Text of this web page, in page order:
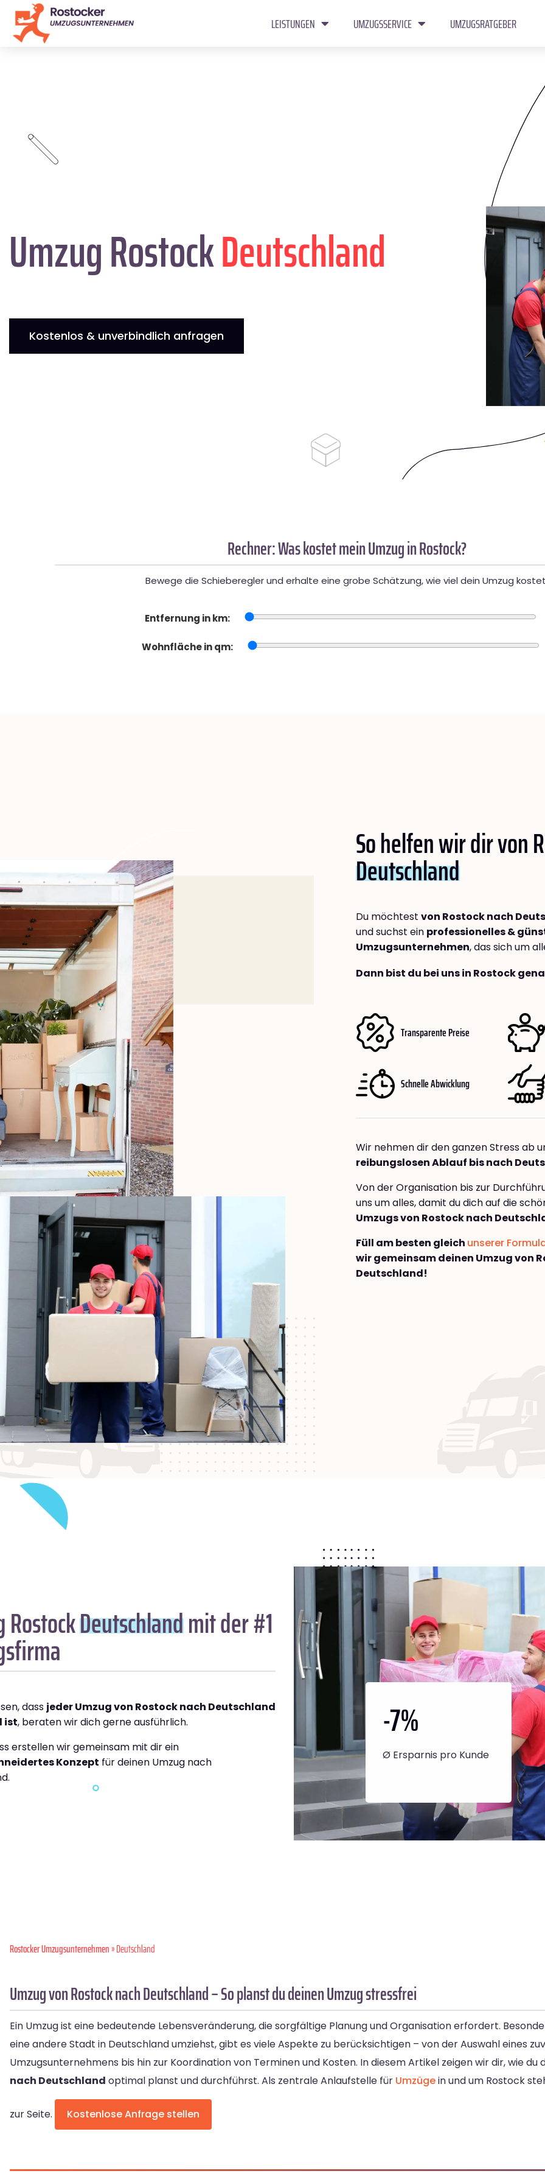
LEISTUNGEN UMZUGSSERVICE UMZUGSRATGEBER
Umzug RostockDeutschland
Kostenlos & unverbindlich anfragen
Rechner: Was kostet mein Umzug in Rostock?
Bewege die Schieberegler und erhalte eine grobe Schätzung, wie viel dein Umzug
Entfernung in km:
Wohnfläche in qm:
So helfen wir dir von
Deutschland
Du möchtest von Rostock nach
und suchst ein professionelles &
Umzugsunternehmen, das sich um
Dann bist du bei uns in Rostock
Transparente Preise
Schnelle Abwicklung
Wir nehmen dir den ganzen Stress ab
reibungslosen Ablauf bis nach
Von der Organisation bis zur
uns um alles, damit du dich auf die
Umzugs von Rostock nach
Füll am besten gleich unserer
wir gemeinsam deinen Umzug von
Deutschland!
RostockDeutschlandmit der #1
dass jeder Umzug von Rostock nach Deutschland
ist, beraten wir dich gerne ausführlich.
erstellen wir gemeinsam mit dir ein
Konzept für deinen Umzug nach
-7%
Ø Ersparnis pro Kunde
Rostocker Umzugsunternehmen» Deutschland
Umzug von Rostock nach Deutschland – So planst du deinen Umzug stressfrei
Ein Umzug ist eine bedeutende Lebensveränderung, die sorgfältige Planung und Organisation erfordert.
eine andere Stadt in Deutschland umziehst, gibt es viele Aspekte zu berücksichtigen – von der Auswahl eines
Umzugsunternehmens bis hin zur Koordination von Terminen und Kosten. In diesem Artikel zeigen wir dir, wie du
nach Deutschland optimal planst und durchführst. Als zentrale Anlaufstelle für Umzügein und um Rostock
zur Seite. Kostenlose Anfrage stellen